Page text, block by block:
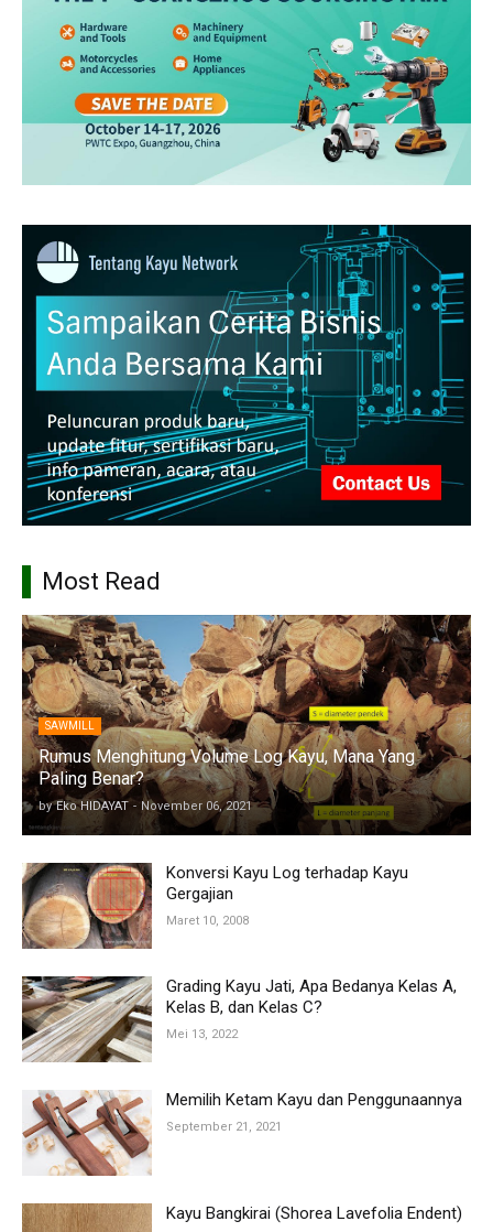
Most Read
SAWMILL
Rumus Menghitung Volume Log Kayu, Mana Yang
Paling Benar?
by Eko HIDAYAT - November 06, 2021
Konversi Kayu Log terhadap Kayu
Gergajian
Maret 10, 2008
Grading Kayu Jati, Apa Bedanya Kelas A,
Kelas B, dan Kelas C?
Mei 13, 2022
Memilih Ketam Kayu dan Penggunaannya
September 21, 2021
Kayu Bangkirai (Shorea Lavefolia Endent)